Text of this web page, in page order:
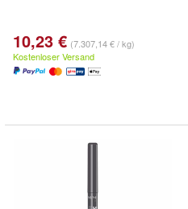
10,23 € (7.307,14 € / kg)
Kostenloser Versand